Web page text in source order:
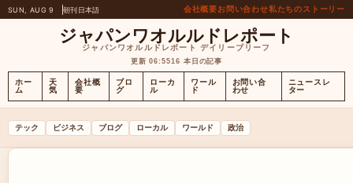
SUN, AUG 9 朝刊日本語 会社概要お問い合わせ私たちのストーリー
ジャパンワオルルドレポート
ジャパンワオルルドレポート デイリーブリーフ
更新 06:5516 本日の記事
ホー
ム
天
気
会社概
要
ブロ
グ
ローカ
ル
ワール
ド
お問い合
わせ
ニュースレ
ター
テック ビジネス ブログ ローカル ワールド 政治